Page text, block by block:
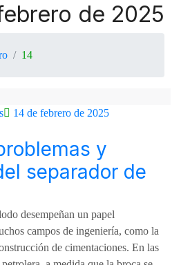
de 2025
14
14 de febrero de 2025
y
separador de
desempeñan un papel
campos de ingeniería, como la
de cimentaciones. En las